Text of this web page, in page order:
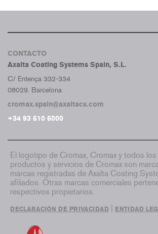
CONTACTO
Axalta Coating Systems Spain, S.L.
C/ Entença 332-334
08029. Barcelona
cromax.spain@axaltacs.com
+34 93 610 6000
El logotipo de Cromax, Cromax y todos
productos y servicios de Cromax son
marcas registradas de Axalta Coating
afiliados. Otras marcas comerciales
respectivos propietarios.
DECLARACIÓN DE PRIVACIDAD ENTIDAD